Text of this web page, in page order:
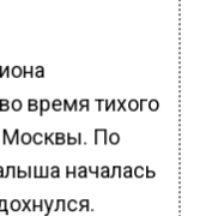
время тихого
Москвы. По
началась